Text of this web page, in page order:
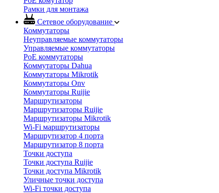
Рамки для монтажа
Сетевое оборудование
Коммутаторы
Неуправляемые коммутаторы
Управляемые коммутаторы
PoE коммутаторы
Коммутаторы Dahua
Коммутаторы Mikrotik
Коммутаторы Onv
Коммутаторы Ruijie
Маршрутизаторы
Маршрутизаторы Ruijie
Маршрутизаторы Mikrotik
Wi-Fi маршрутизаторы
Маршрутизатор 4 порта
Маршрутизатор 8 порта
Точки доступа
Точки доступа Ruijie
Точки доступа Mikrotik
Уличные точки доступа
Wi-Fi точки доступа